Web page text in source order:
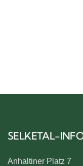
SELKETAL-
Anhaltiner Platz 7